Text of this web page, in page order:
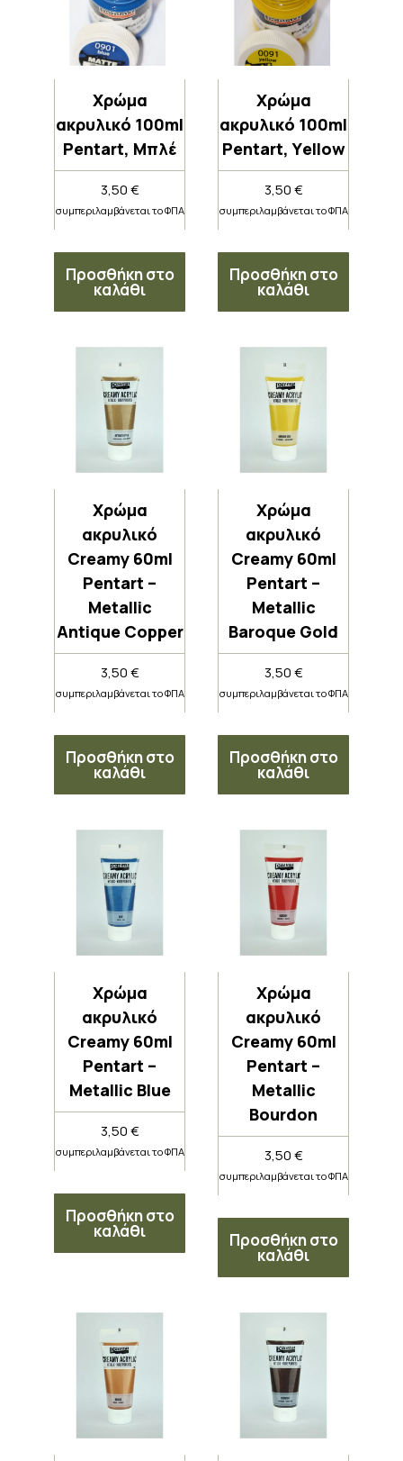
Χρώμα
ακρυλικό 100ml
Pentart, Μπλέ
3,50€
συμπεριλαμβάνεται το ΦΠΑ
Προσθήκη στο
καλάθι
Χρώμα
ακρυλικό 100ml
Pentart, Υellow
3,50€
συμπεριλαμβάνεται το ΦΠΑ
Προσθήκη στο
καλάθι
Χρώμα
ακρυλικό
Creamy 60ml
Pentart –
Metallic
Antique Copper
3,50€
συμπεριλαμβάνεται το ΦΠΑ
Προσθήκη στο
καλάθι
Χρώμα
ακρυλικό
Creamy 60ml
Pentart –
Metallic
Baroque Gold
3,50€
συμπεριλαμβάνεται το ΦΠΑ
Προσθήκη στο
καλάθι
Χρώμα
ακρυλικό
Creamy 60ml
Pentart –
Metallic Blue
3,50€
συμπεριλαμβάνεται το ΦΠΑ
Προσθήκη στο
καλάθι
Χρώμα
ακρυλικό
Creamy 60ml
Pentart –
Metallic
Bourdon
3,50€
συμπεριλαμβάνεται το ΦΠΑ
Προσθήκη στο
καλάθι